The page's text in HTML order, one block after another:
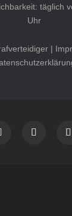
täglich
Uhr
|